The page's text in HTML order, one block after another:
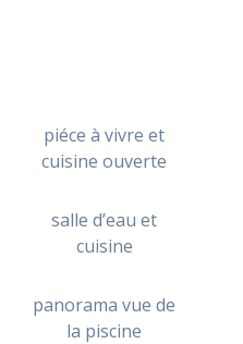
piéce à vivre et
cuisine ouverte
salle d’eau et
cuisine
panorama vue de
la piscine